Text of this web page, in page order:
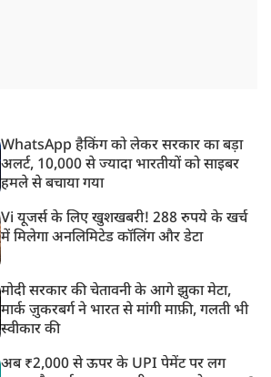
WhatsApp हैकिंग को लेकर सरकार का बड़ा
अलर्ट, 10,000 से ज्यादा भारतीयों को साइबर
हमले से बचाया गया
Vi यूजर्स के लिए खुशखबरी! 288 रुपये के खर्च
में मिलेगा अनलिमिटेड कॉलिंग और डेटा
मोदी सरकार की चेतावनी के आगे झुका मेटा,
मार्क ज़ुकरबर्ग ने भारत से मांगी माफ़ी, गलती भी
स्वीकार की
अब ₹2,000 से ऊपर के UPI पेमेंट पर लग